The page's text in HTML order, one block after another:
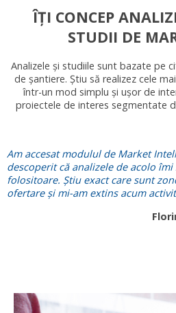
ÎȚI CONCEP
STUDII DE
Analizele și studiile sunt bazate pe
de șantiere. Știu să realizez cele
într-un mod simplu și ușor de
proiectele de interes segmentate
Am accesat modulul de Market
descoperit că analizele de acolo
folositoare. Știu exact care sunt
ofertare și mi-am extins acum